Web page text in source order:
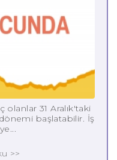
31 Aralık'taki
başlatabilir. İş
>>